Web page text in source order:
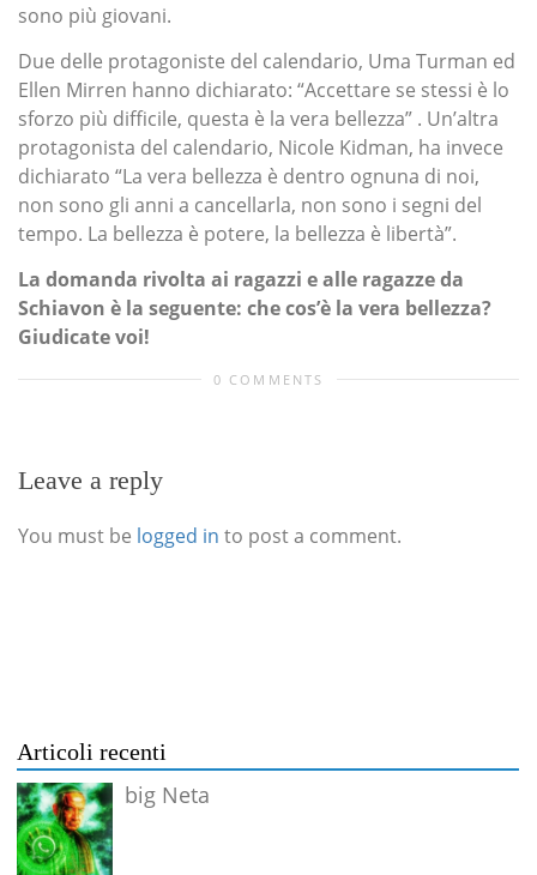
sono più giovani.
Due delle protagoniste del calendario, Uma Turman ed
Ellen Mirren hanno dichiarato: “Accettare se stessi è lo
sforzo più difficile, questa è la vera bellezza” . Un’altra
protagonista del calendario, Nicole Kidman, ha invece
dichiarato “La vera bellezza è dentro ognuna di noi,
non sono gli anni a cancellarla, non sono i segni del
tempo. La bellezza è potere, la bellezza è libertà”.
La domanda rivolta ai ragazzi e alle ragazze da
Schiavon è la seguente: che cos’è la vera bellezza?
Giudicate voi!
0 COMMENTS
Leave a reply
You must be logged in to post a comment.
Articoli recenti
big Neta